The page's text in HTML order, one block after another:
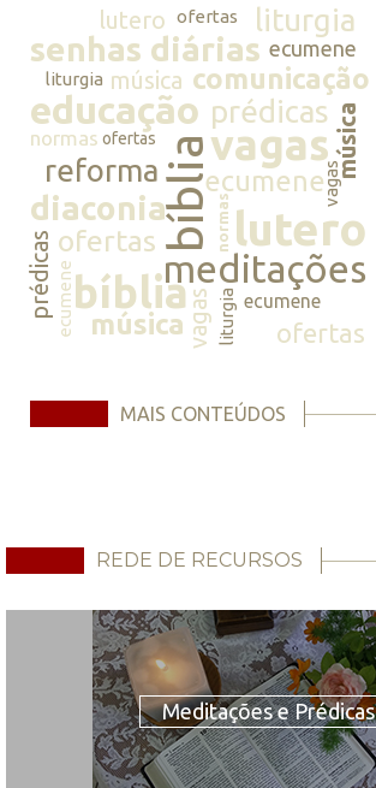
lutero ofertas liturgia
senhas diárias ecumene
liturgia música comunicação
educação prédicasmúsica
normas ofertasbíbliavagas
reforma
diaconia
ecumenevagas
prédicas ofertas normaslutero
meditações
ecumenebíblia
músicavagasliturgia ecumene
ofertas
MAIS CONTEÚDOS
REDE DE RECURSOS
Meditações e Prédicas